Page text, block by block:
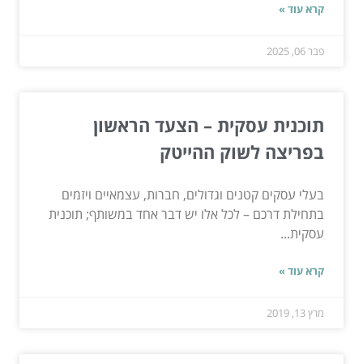
קרא עוד »
פבר 06, 2025
תוכנית עסקית – הצעד הראשון
בפריצה לשוק ההייטק
בעלי עסקים קטנים וגדולים, חברות, עצמאיים ויזמים
בתחילת דרכם – לכל אלו יש דבר אחד במשותף; תוכנית
עסקית...
קרא עוד »
מרץ 13, 2019